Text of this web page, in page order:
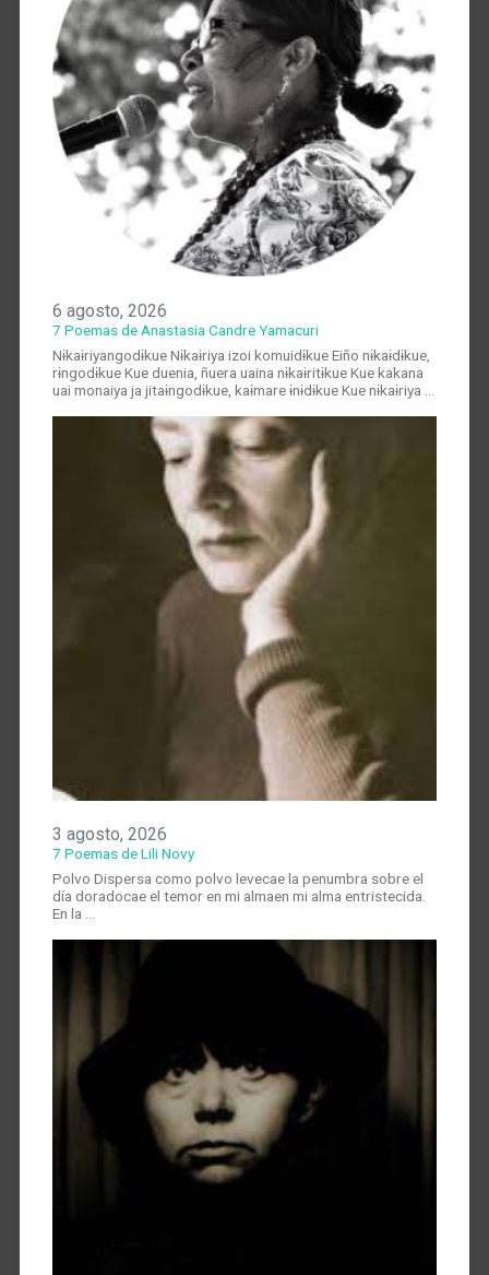
6 agosto, 2026
7 Poemas de Anastasia Candre Yamacuri
Nɨkaɨriyangodɨkue Nɨkaɨriya izoi komuidɨkue Eiño nɨkaɨdɨkue,
rɨngodɨkue Kue duenia, ñuera uaina nɨkaɨritɨkue Kue kakana
uai monaiya ja jitaɨngodɨkue, kaɨmare ɨnɨdɨkue Kue nɨkaɨriya …
3 agosto, 2026
7 Poemas de Lili Novy
Polvo Dispersa como polvo levecae la penumbra sobre el
día doradocae el temor en mi almaen mi alma entristecida.
En la …